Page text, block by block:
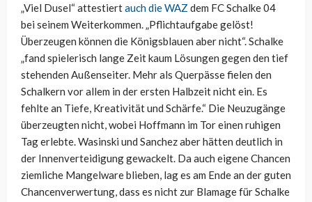
„Viel Dusel“ attestiertauch die WAZ dem FC Schalke 04
bei seinem Weiterkommen. „Pflichtaufgabe gelöst!
Überzeugen können die Königsblauen aber nicht“. Schalke
„fand spielerisch lange Zeit kaum Lösungen gegen den tief
stehenden Außenseiter. Mehr als Querpässe fielen den
Schalkern vor allem in der ersten Halbzeit nicht ein. Es
fehlte an Tiefe, Kreativität und Schärfe.“ Die Neuzugänge
überzeugten nicht, wobei Hoffmann im Tor einen ruhigen
Tag erlebte. Wasinski und Sanchez aber hätten deutlich in
der Innenverteidigung gewackelt. Da auch eigene Chancen
ziemliche Mangelware blieben, lag es am Ende an der guten
Chancenverwertung, dass es nicht zur Blamage für Schalke